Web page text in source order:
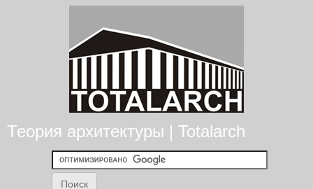
Теория архитектуры | Totalarch